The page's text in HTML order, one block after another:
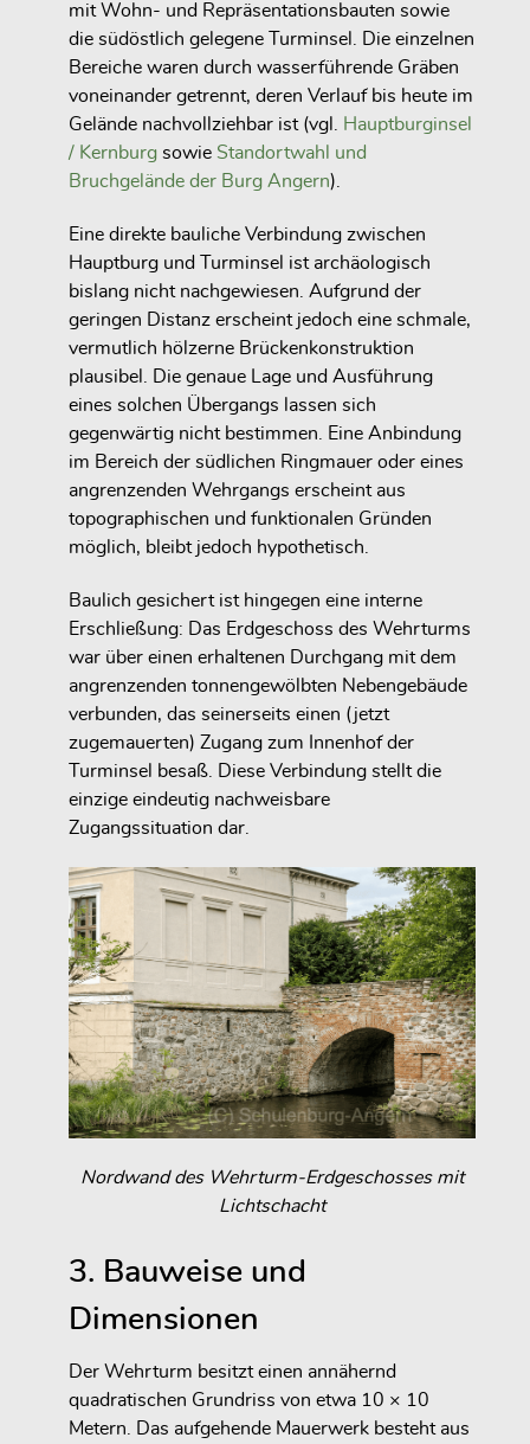
mit Wohn- und Repräsentationsbauten sowie
die südöstlich gelegene Turminsel. Die einzelnen
Bereiche waren durch wasserführende Gräben
voneinander getrennt, deren Verlauf bis heute im
Gelände nachvollziehbar ist (vgl. Hauptburginsel
/ Kernburg sowie Standortwahl und
Bruchgelände der Burg Angern).
Eine direkte bauliche Verbindung zwischen
Hauptburg und Turminsel ist archäologisch
bislang nicht nachgewiesen. Aufgrund der
geringen Distanz erscheint jedoch eine schmale,
vermutlich hölzerne Brückenkonstruktion
plausibel. Die genaue Lage und Ausführung
eines solchen Übergangs lassen sich
gegenwärtig nicht bestimmen. Eine Anbindung
im Bereich der südlichen Ringmauer oder eines
angrenzenden Wehrgangs erscheint aus
topographischen und funktionalen Gründen
möglich, bleibt jedoch hypothetisch.
Baulich gesichert ist hingegen eine interne
Erschließung: Das Erdgeschoss des Wehrturms
war über einen erhaltenen Durchgang mit dem
angrenzenden tonnengewölbten Nebengebäude
verbunden, das seinerseits einen (jetzt
zugemauerten) Zugang zum Innenhof der
Turminsel besaß. Diese Verbindung stellt die
einzige eindeutig nachweisbare
Zugangssituation dar.
Nordwand des Wehrturm-Erdgeschosses mit
Lichtschacht
3. Bauweise und
Dimensionen
Der Wehrturm besitzt einen annähernd
quadratischen Grundriss von etwa 10 × 10
Metern. Das aufgehende Mauerwerk besteht aus